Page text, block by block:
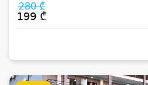
280 ₾
199 ₾